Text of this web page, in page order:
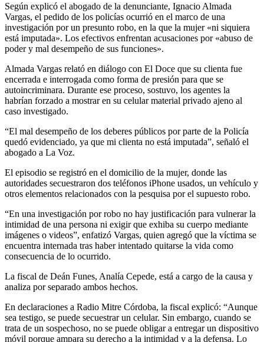
Según explicó el abogado de la denunciante, Ignacio Almada
Vargas, el pedido de los policías ocurrió en el marco de una
investigación por un presunto robo, en la que la mujer «ni siquiera
está imputada». Los efectivos enfrentan acusaciones por «abuso de
poder y mal desempeño de sus funciones».
Almada Vargas relató en diálogo con El Doce que su clienta fue
encerrada e interrogada como forma de presión para que se
autoincriminara. Durante ese proceso, sostuvo, los agentes la
habrían forzado a mostrar en su celular material privado ajeno al
caso investigado.
“El mal desempeño de los deberes públicos por parte de la Policía
quedó evidenciado, ya que mi clienta no está imputada”, señaló el
abogado a La Voz.
El episodio se registró en el domicilio de la mujer, donde las
autoridades secuestraron dos teléfonos iPhone usados, un vehículo y
otros elementos relacionados con la pesquisa por el supuesto robo.
“En una investigación por robo no hay justificación para vulnerar la
intimidad de una persona ni exigir que exhiba su cuerpo mediante
imágenes o videos”, enfatizó Vargas, quien agregó que la víctima se
encuentra internada tras haber intentado quitarse la vida como
consecuencia de lo ocurrido.
La fiscal de Deán Funes, Analía Cepede, está a cargo de la causa y
analiza por separado ambos hechos.
En declaraciones a Radio Mitre Córdoba, la fiscal explicó: “Aunque
sea testigo, se puede secuestrar un celular. Sin embargo, cuando se
trata de un sospechoso, no se puede obligar a entregar un dispositivo
móvil porque ampara su derecho a la intimidad y a la defensa. Lo